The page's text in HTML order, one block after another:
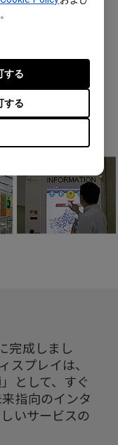
る
る
完成しまし
スプレイは、
として、すぐ
指向のインタ
いサービスの